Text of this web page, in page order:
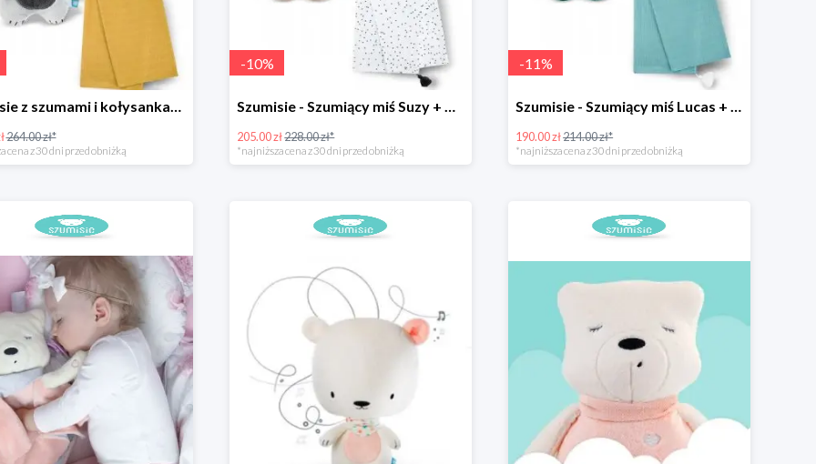
Szumisie z szumami i kołysankami szary + otulacz
264.00 zł*
cena z 30 dni przed obniżką
-10%
Szumisie - Szumiący miś Suzy + otulacz
205.00 zł228.00 zł*
*najniższa cena z 30 dni przed obniżką
-11%
Szumisie - Szumiący miś Lucas + otulacz
190.00 zł214.00 zł*
*najniższa cena z 30 dni przed obniżką